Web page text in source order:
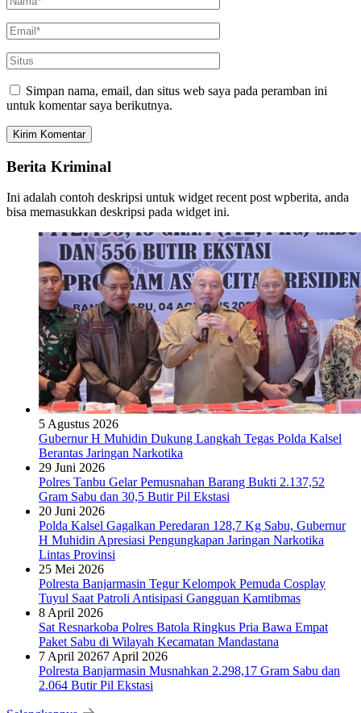
Simpan nama, email, dan situs web saya pada peramban ini
untuk komentar saya berikutnya.
Berita Kriminal
Ini adalah contoh deskripsi untuk widget recent post wpberita, anda
bisa memasukkan deskripsi pada widget ini.
5 Agustus 2026
Gubernur H Muhidin Dukung Langkah Tegas Polda Kalsel
Berantas Jaringan Narkotika
29 Juni 2026
Polres Tanbu Gelar Pemusnahan Barang Bukti 2.137,52
Gram Sabu dan 30,5 Butir Pil Ekstasi
20 Juni 2026
Polda Kalsel Gagalkan Peredaran 128,7 Kg Sabu, Gubernur
H Muhidin Apresiasi Pengungkapan Jaringan Narkotika
Lintas Provinsi
25 Mei 2026
Polresta Banjarmasin Tegur Kelompok Pemuda Cosplay
Tuyul Saat Patroli Antisipasi Gangguan Kamtibmas
8 April 2026
Sat Resnarkoba Polres Batola Ringkus Pria Bawa Empat
Paket Sabu di Wilayah Kecamatan Mandastana
7 April 20267 April 2026
Polresta Banjarmasin Musnahkan 2.298,17 Gram Sabu dan
2.064 Butir Pil Ekstasi